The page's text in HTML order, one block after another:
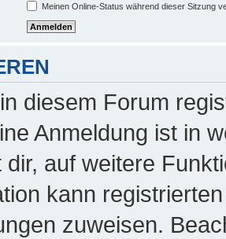
Meinen Online-Status während dieser Sitzung
diesem Forum
Anmeldung ist in
dir, auf weitere
kann
zuweisen.